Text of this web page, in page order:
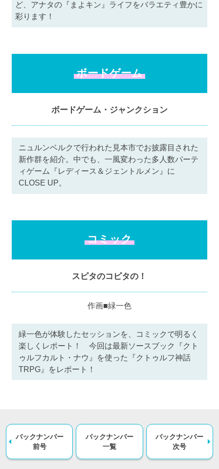
ど、アナタの『まよキン』ライフをバラエティ豊かに
彩ります！
ボードゲーム
ボードゲーム・ジャンクション
ニュルンベルクで行われた見本市でお披露目された
新作群を紹介。中でも、一風変わった多人数パーテ
ィゲーム『レディース＆ジェントルメン』に
CLOSE UP。
コミック
スピタのコピタの！
作画■緑一色
緑一色が体験したセッションを、コミックで明るく
楽しくレポート！ 今回は最新ソースブック『クト
ゥルフカルト・ナウ』を使った『クトゥルフ神話
TRPG』をレポート！
バックナンバー
前号
バックナンバー
一覧
バックナンバー
次号